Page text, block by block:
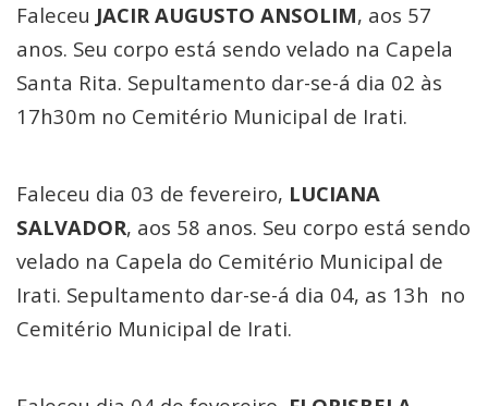
Faleceu JACIR AUGUSTO ANSOLIM, aos 57
anos. Seu corpo está sendo velado na Capela
Santa Rita. Sepultamento dar-se-á dia 02 às
17h30m no Cemitério Municipal de Irati.
Faleceu dia 03 de fevereiro, LUCIANA
SALVADOR, aos 58 anos. Seu corpo está sendo
velado na Capela do Cemitério Municipal de
Irati. Sepultamento dar-se-á dia 04, as 13h no
Cemitério Municipal de Irati.